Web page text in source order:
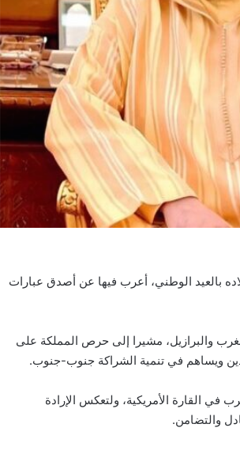
بالعيد الوطني، أعرب فيها عن أصدق عبارات
والبرازيل، مشيرا إلى حرص المملكة على
ويساهم في تنمية الشراكة جنوب-جنوب.
في القارة الأمريكية، ولتعكس الإرادة
والتضامن.